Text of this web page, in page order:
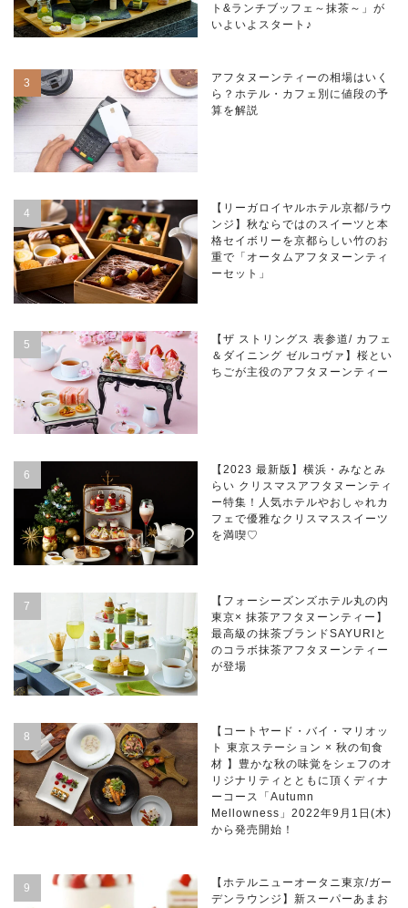
ト&ランチブッフェ～抹茶～」が
いよいよスタート♪
アフタヌーンティーの相場はいく
ら？ホテル・カフェ別に値段の予
算を解説
【リーガロイヤルホテル京都/ラウ
ンジ】秋ならではのスイーツと本
格セイボリーを京都らしい竹のお
重で「オータムアフタヌーンティ
ーセット」
【ザ ストリングス 表参道/ カフェ
＆ダイニング ゼルコヴァ】桜とい
ちごが主役のアフタヌーンティー
【2023 最新版】横浜・みなとみ
らい クリスマスアフタヌーンティ
ー特集！人気ホテルやおしゃれカ
フェで優雅なクリスマススイーツ
を満喫♡
【フォーシーズンズホテル丸の内
東京× 抹茶アフタヌーンティー】
最高級の抹茶ブランドSAYURIと
のコラボ抹茶アフタヌーンティー
が登場
【コートヤード・バイ・マリオッ
ト 東京ステーション × 秋の旬食
材 】豊かな秋の味覚をシェフのオ
リジナリティとともに頂くディナ
ーコース「Autumn
Mellowness」2022年9月1日(木)
から発売開始！
【ホテルニューオータニ東京/ガー
デンラウンジ】新スーパーあまお